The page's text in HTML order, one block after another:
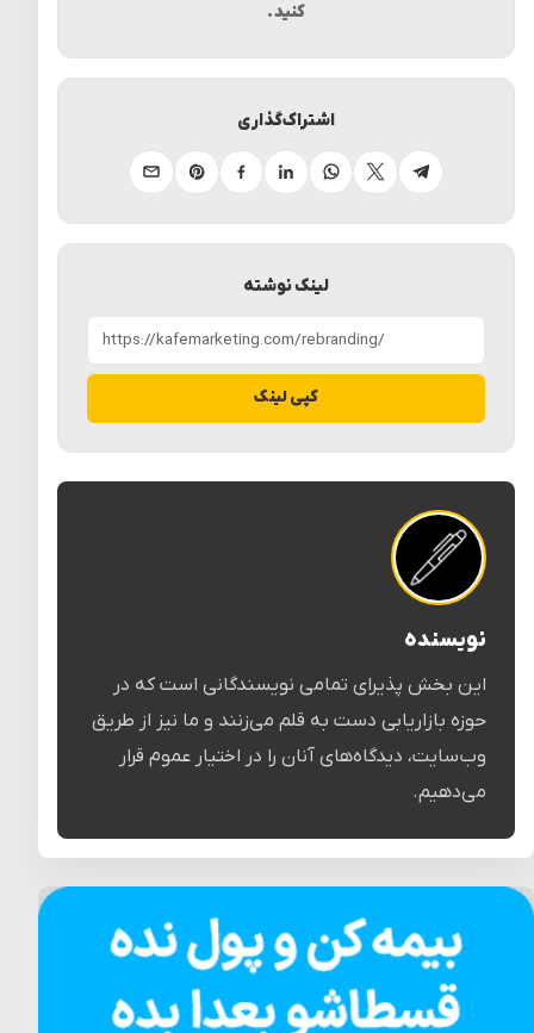
کنید.
لینک نوشته
کپی لینک
اشتراک‌گذاری
تلگرام ایکسواتساپلینکدینفیسبوکپینترستایمیل
نویسنده
این بخش پذیرای تمامی نویسندگانی است که در
حوزه بازاریابی دست به قلم می‌زنند و ما نیز از طریق
وب‌سایت، دیدگاه‌های آنان را در اختیار عموم قرار
می‌دهیم.